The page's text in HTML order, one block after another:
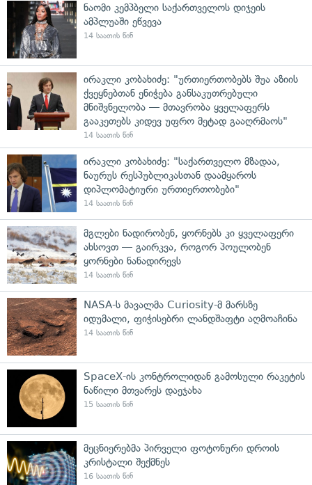
ნაომი კემპბელი საქართველოს დიჯეის
ამპლუაში ეწვევა
14 საათის წინ
ირაკლი კობახიძე: "ურთიერთობებს შუა აზიის
ქვეყნებთან ენიჭება განსაკუთრებული
მნიშვნელობა — მთავრობა ყველაფერს
გააკეთებს კიდევ უფრო მეტად გააღრმაოს"
14 საათის წინ
ირაკლი კობახიძე: "საქართველო მზადაა,
ნაურუს რესპუბლიკასთან დაამყაროს
დიპლომატიური ურთიერთობები"
14 საათის წინ
მგლები ნადირობენ, ყორნებს კი ყველაფერი
ახსოვთ — გაირკვა, როგორ პოულობენ
ყორნები ნანადირევს
14 საათის წინ
NASA-ს მავალმა Curiosity-მ მარსზე
იდუმალი, ფიჭისებრი ლანდშაფტი აღმოაჩინა
14 საათის წინ
SpaceX-ის კონტროლიდან გამოსული რაკეტის
ნაწილი მთვარეს დაეჯახა
15 საათის წინ
მეცნიერებმა პირველი ფოტონური დროის
კრისტალი შექმნეს
16 საათის წინ